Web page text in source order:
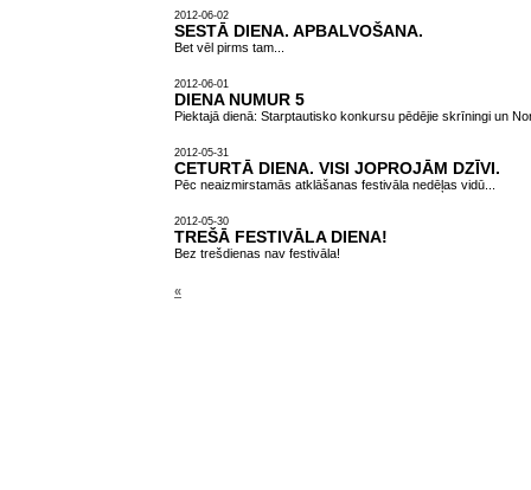
2012-06-02
SESTĀ DIENA. APBALVOŠANA.
Bet vēl pirms tam...
2012-06-01
DIENA NUMUR 5
Piektajā dienā: Starptautisko konkursu pēdējie skrīningi un
2012-05-31
CETURTĀ DIENA. VISI JOPROJĀM DZĪVI.
Pēc neaizmirstamās atklāšanas festivāla nedēļas vidū...
2012-05-30
TREŠĀ FESTIVĀLA DIENA!
Bez trešdienas nav festivāla!
«